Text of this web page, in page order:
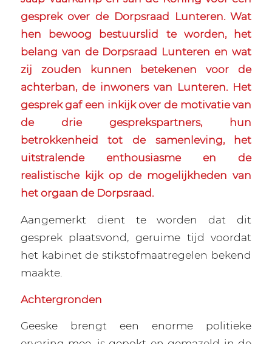
gesprek over de Dorpsraad Lunteren. Wat
hen bewoog bestuurslid te worden, het
belang van de Dorpsraad Lunteren en wat
zij zouden kunnen betekenen voor de
achterban, de inwoners van Lunteren. Het
gesprek gaf een inkijk over de motivatie van
de drie gesprekspartners, hun
betrokkenheid tot de samenleving, het
uitstralende enthousiasme en de
realistische kijk op de mogelijkheden van
het orgaan de Dorpsraad.
Aangemerkt dient te worden dat dit
gesprek plaatsvond, geruime tijd voordat
het kabinet de stikstofmaatregelen bekend
maakte.
Achtergronden
Geeske brengt een enorme politieke